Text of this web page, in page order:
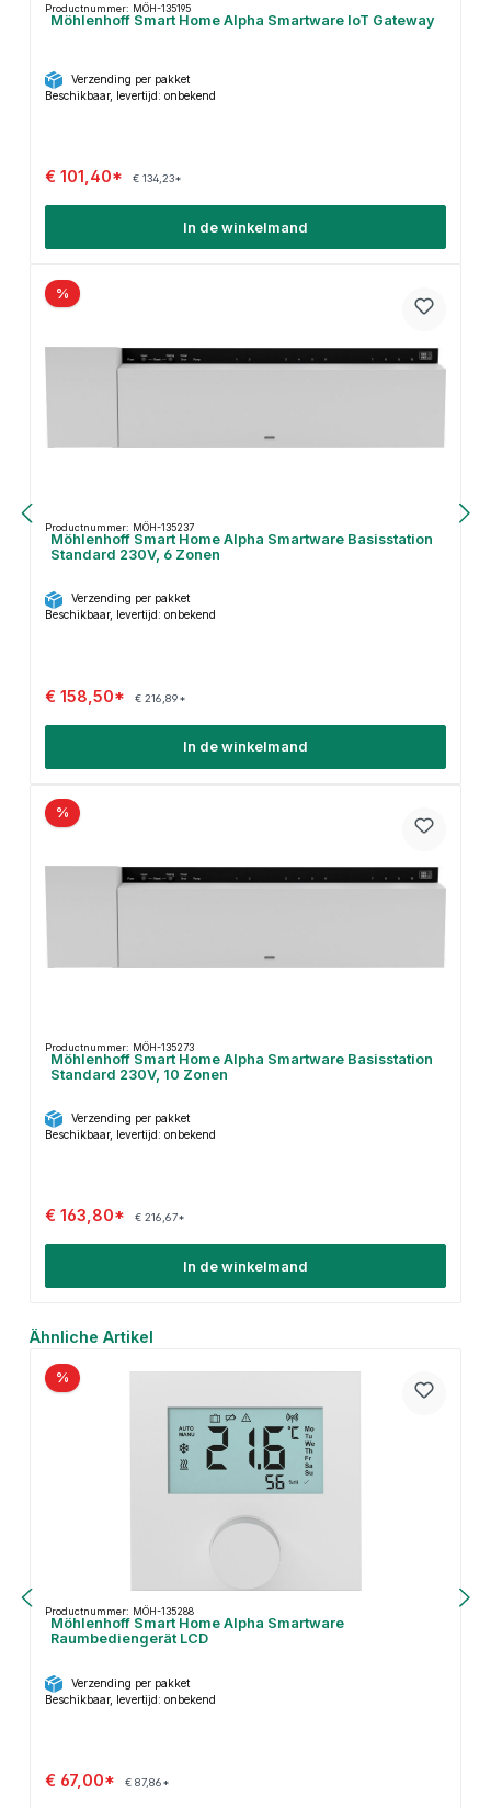
Productnummer: MÖH-135195
Möhlenhoff Smart Home Alpha Smartware IoT Gateway
Verzending per pakket
Beschikbaar, levertijd: onbekend
€ 101,40* € 134,23*
In de winkelmand
%
Productnummer: MÖH-135237
Möhlenhoff Smart Home Alpha Smartware Basisstation
Standard 230V, 6 Zonen
Verzending per pakket
Beschikbaar, levertijd: onbekend
€ 158,50* € 216,89*
In de winkelmand
%
Productnummer: MÖH-135273
Möhlenhoff Smart Home Alpha Smartware Basisstation
Standard 230V, 10 Zonen
Verzending per pakket
Beschikbaar, levertijd: onbekend
€ 163,80* € 216,67*
In de winkelmand
Productgalerij overslaan
Ähnliche Artikel
%
Productnummer: MÖH-135288
Möhlenhoff Smart Home Alpha Smartware
Raumbediengerät LCD
Verzending per pakket
Beschikbaar, levertijd: onbekend
€ 67,00* € 87,86*